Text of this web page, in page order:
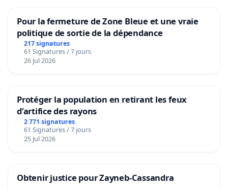
Pour la fermeture de Zone Bleue et une vraie
politique de sortie de la dépendance
217 signatures
61 Signatures / 7 jours
26 Jul 2026
Protéger la population en retirant les feux
d’artifice des rayons
2 771 signatures
61 Signatures / 7 jours
25 Jul 2026
Obtenir justice pour Zayneb-Cassandra